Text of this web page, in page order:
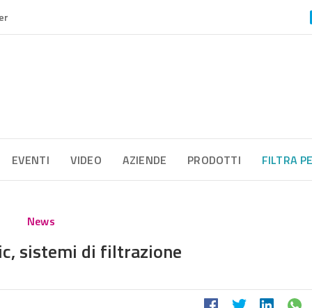
EVENTI VIDEO AZIENDE PRODOTTI FILTRA
News
sistemi di filtrazione